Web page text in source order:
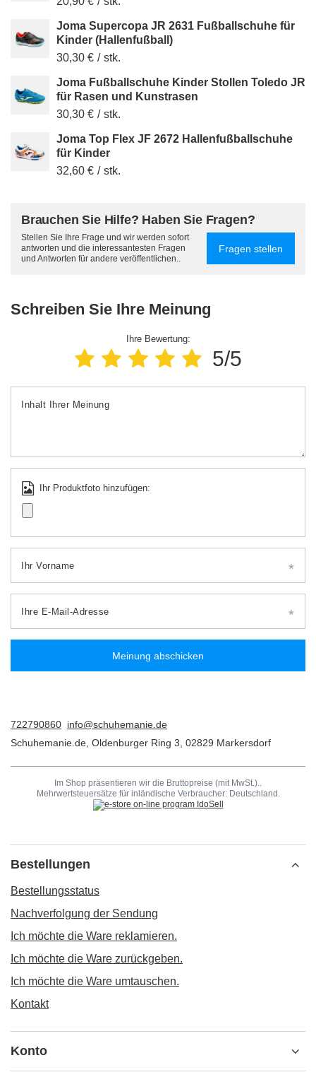
Joma Supercopa JR 2631 Fußballschuhe für
Kinder (Hallenfußball)
30,30 € / stk.
Joma Fußballschuhe Kinder Stollen Toledo JR
für Rasen und Kunstrasen
30,30 € / stk.
Joma Top Flex JF 2672 Hallenfußballschuhe
für Kinder
32,60 € / stk.
Brauchen Sie Hilfe? Haben Sie Fragen?
Stellen Sie Ihre Frage und wir werden sofort
antworten und die interessantesten Fragen
und Antworten für andere veröffentlichen..
Fragen stellen
Schreiben Sie Ihre Meinung
Ihre Bewertung:
5/5
Inhalt Ihrer Meinung
Ihr Produktfoto hinzufügen:
Ihr Vorname
Ihre E-Mail-Adresse
Meinung abschicken
722790860 info@schuhemanie.de
Schuhemanie.de Oldenburger Ring 3 02829 Markersdorf
Im Shop präsentieren wir die Bruttopreise (mit MwSt.)..
Mehrwertsteuersätze für inländische Verbraucher: Deutschland .
Bestellungen
Bestellungsstatus
Nachverfolgung der Sendung
Ich möchte die Ware reklamieren.
Ich möchte die Ware zurückgeben.
Ich möchte die Ware umtauschen.
Kontakt
Konto